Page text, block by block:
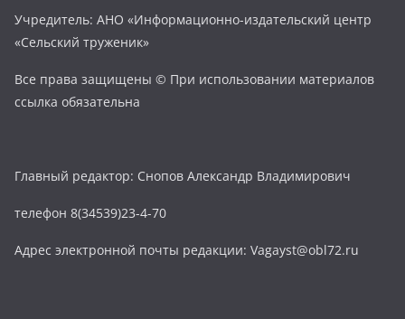
Учредитель: АНО «Информационно-издательский центр
«Сельский труженик»
Все права защищены © При использовании материалов
ссылка обязательна
Главный редактор: Снопов Александр Владимирович
телефон 8(34539)23-4-70
Адрес электронной почты редакции: Vagayst@obl72.ru